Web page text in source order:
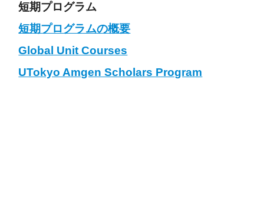
短期プログラム
短期プログラムの概要
Global Unit Courses
UTokyo Amgen Scholars Program